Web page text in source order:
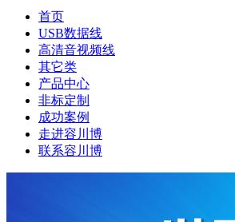
首页
USB数据线
高清音视频线
其它类
产品中心
非标定制
成功案例
走进容川博
联系容川博